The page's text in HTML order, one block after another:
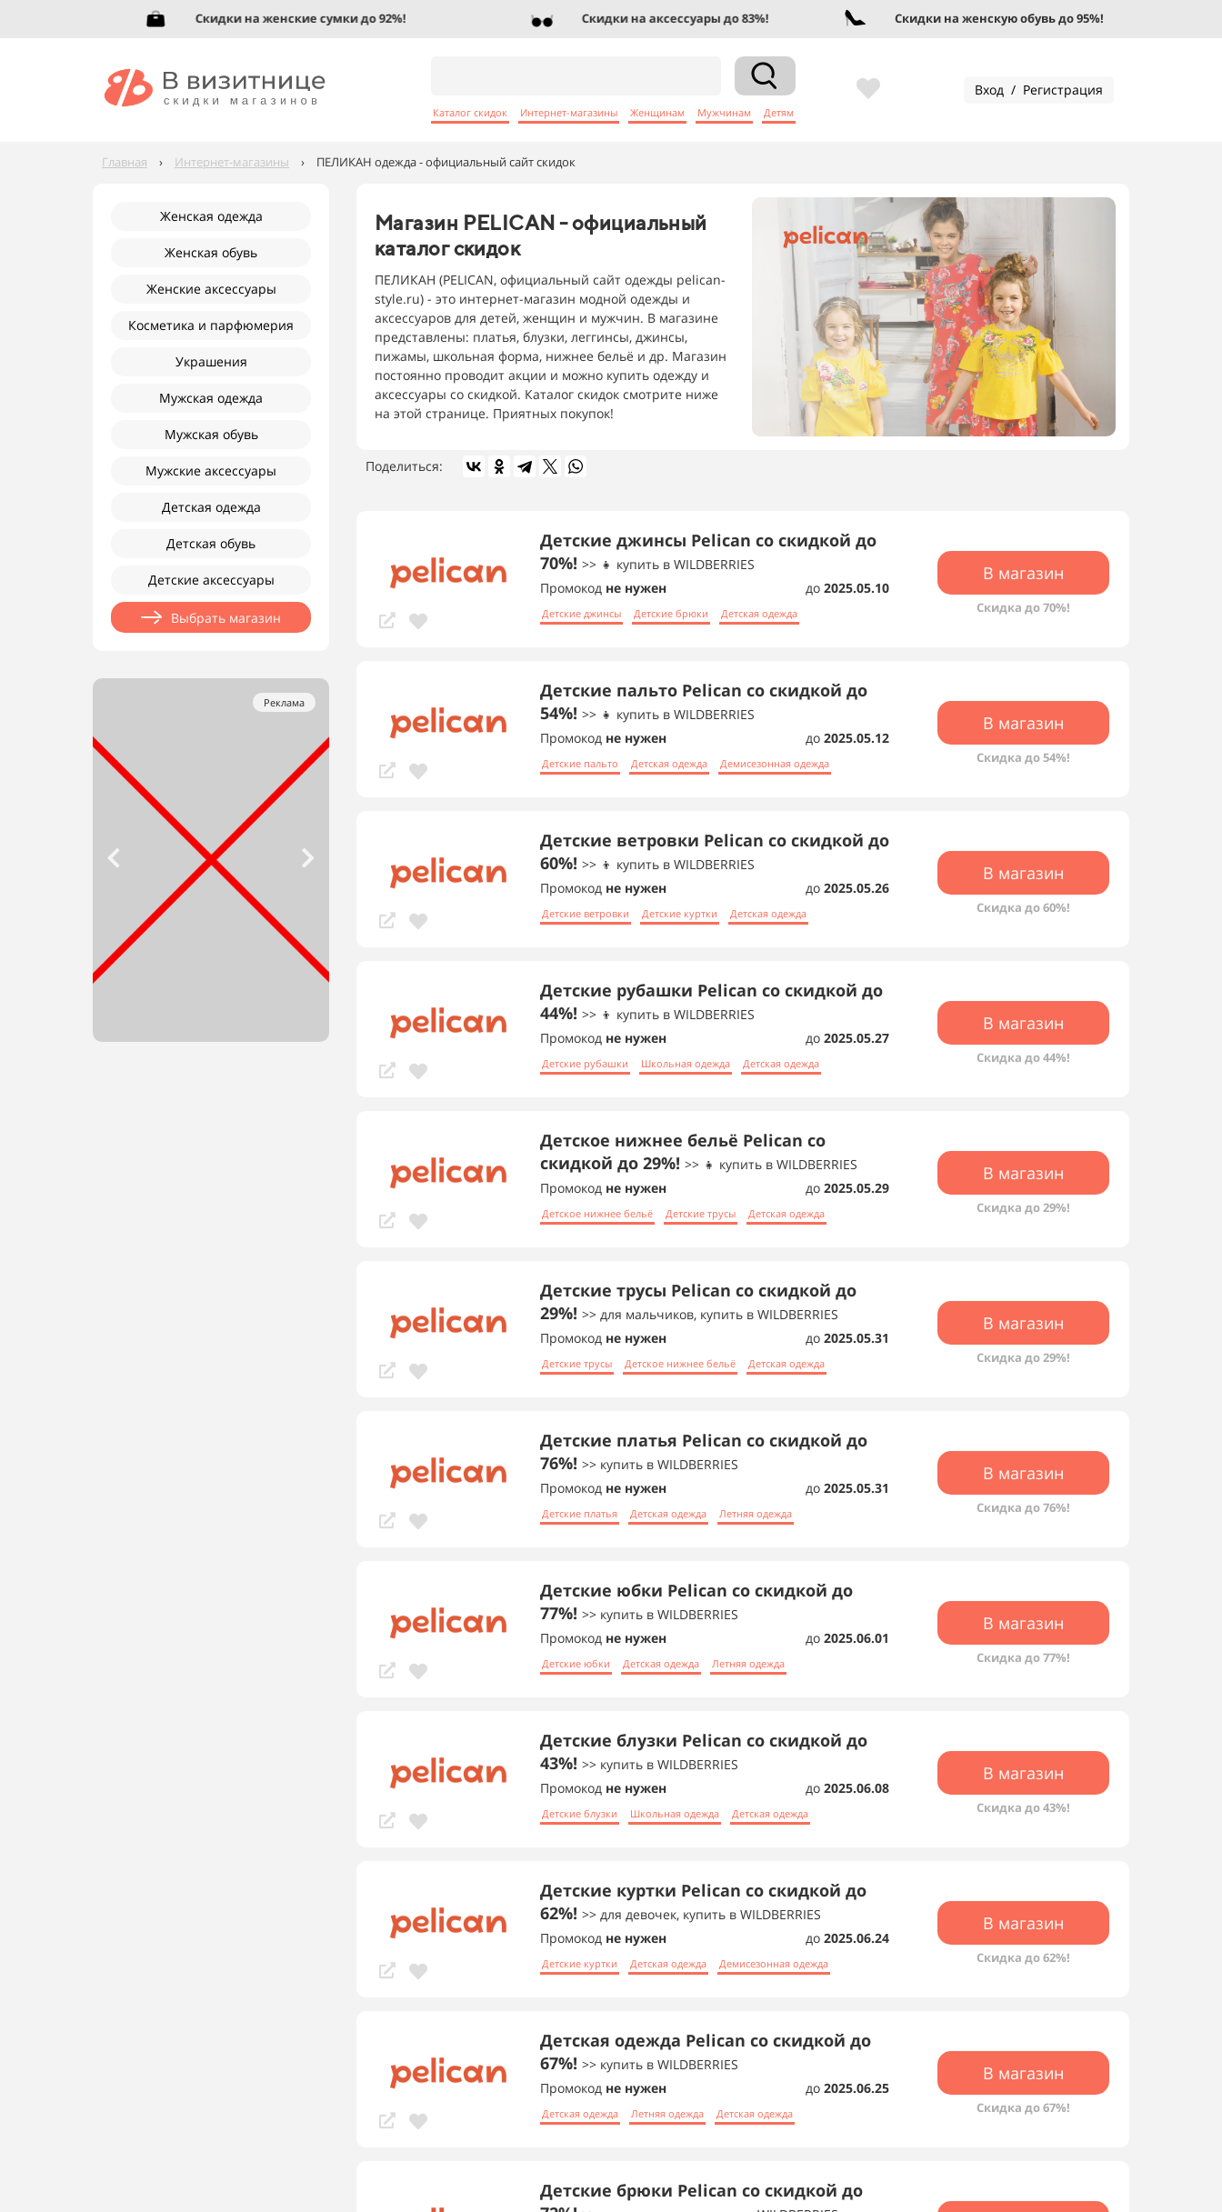
Скидки на женские сумки до 92%! Скидки на аксессуары до 83%! Скидки на женскую обувь до 95%!
Каталог скидок Интернет-магазины Женщинам Мужчинам Детям
Вход / Регистрация
Главная › Интернет-магазины › ПЕЛИКАН одежда - официальный сайт скидок
Женская одежда
Женская обувь
Женские аксессуары
Косметика и парфюмерия
Украшения
Мужская одежда
Мужская обувь
Мужские аксессуары
Детская одежда
Детская обувь
Детские аксессуары
Выбрать магазин
Реклама
Магазин PELICAN - официальный
каталог скидок
ПЕЛИКАН (PELICAN, официальный сайт одежды pelican-
style.ru) - это интернет-магазин модной одежды и
аксессуаров для детей, женщин и мужчин. В магазине
представлены: платья, блузки, леггинсы, джинсы,
пижамы, школьная форма, нижнее бельё и др. Магазин
постоянно проводит акции и можно купить одежду и
аксессуары со скидкой. Каталог скидок смотрите ниже
на этой странице. Приятных покупок!
Скидки магазина
Поделиться:
Детские джинсы Pelican со скидкой до
70%! >> 👧 купить в WILDBERRIES
Промокод не нужен до 2025.05.10
Детские джинсы Детские брюки Детская одежда
В магазин
Скидка до 70%!
Детские пальто Pelican со скидкой до
54%! >> 👧 купить в WILDBERRIES
Промокод не нужен до 2025.05.12
Детские пальто Детская одежда Демисезонная одежда
В магазин
Скидка до 54%!
Детские ветровки Pelican со скидкой до
60%! >> 👦 купить в WILDBERRIES
Промокод не нужен до 2025.05.26
Детские ветровки Детские куртки Детская одежда
В магазин
Скидка до 60%!
Детские рубашки Pelican со скидкой до
44%! >> 👦 купить в WILDBERRIES
Промокод не нужен до 2025.05.27
Детские рубашки Школьная одежда Детская одежда
В магазин
Скидка до 44%!
Детское нижнее бельё Pelican со
скидкой до 29%! >> 👧 купить в WILDBERRIES
Промокод не нужен до 2025.05.29
Детское нижнее бельё Детские трусы Детская одежда
В магазин
Скидка до 29%!
Детские трусы Pelican со скидкой до
29%! >> для мальчиков, купить в WILDBERRIES
Промокод не нужен до 2025.05.31
Детские трусы Детское нижнее бельё Детская одежда
В магазин
Скидка до 29%!
Детские платья Pelican со скидкой до
76%! >> купить в WILDBERRIES
Промокод не нужен до 2025.05.31
Детские платья Детская одежда Летняя одежда
В магазин
Скидка до 76%!
Детские юбки Pelican со скидкой до
77%! >> купить в WILDBERRIES
Промокод не нужен до 2025.06.01
Детские юбки Детская одежда Летняя одежда
В магазин
Скидка до 77%!
Детские блузки Pelican со скидкой до
43%! >> купить в WILDBERRIES
Промокод не нужен до 2025.06.08
Детские блузки Школьная одежда Детская одежда
В магазин
Скидка до 43%!
Детские куртки Pelican со скидкой до
62%! >> для девочек, купить в WILDBERRIES
Промокод не нужен до 2025.06.24
Детские куртки Детская одежда Демисезонная одежда
В магазин
Скидка до 62%!
Детская одежда Pelican со скидкой до
67%! >> купить в WILDBERRIES
Промокод не нужен до 2025.06.25
Детская одежда Летняя одежда Детская одежда
В магазин
Скидка до 67%!
Детские брюки Pelican со скидкой до